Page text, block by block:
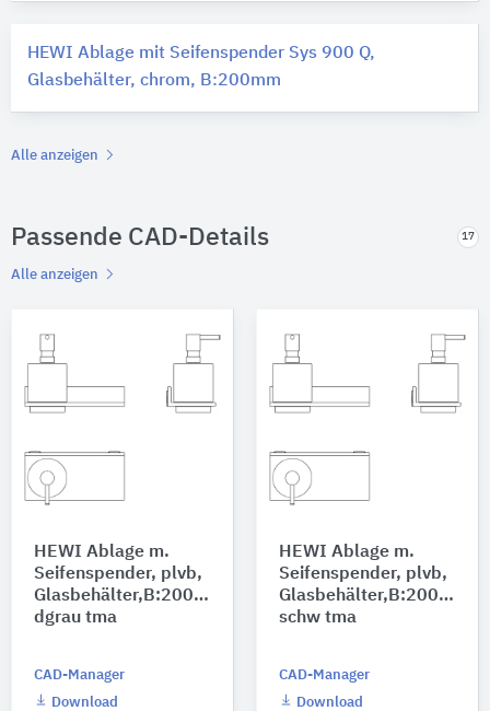
HEWI Ablage mit Seifenspender Sys 900 Q,
Glasbehälter, chrom, B:200mm
Alle anzeigen
Passende CAD-Details 17
Alle anzeigen
HEWI Ablage m.
Seifenspender, plvb,
Glasbehälter,B:200mm
dgrau tma
CAD-Manager
Download
HEWI Ablage m.
Seifenspender, plvb,
Glasbehälter,B:200mm
schw tma
CAD-Manager
Download